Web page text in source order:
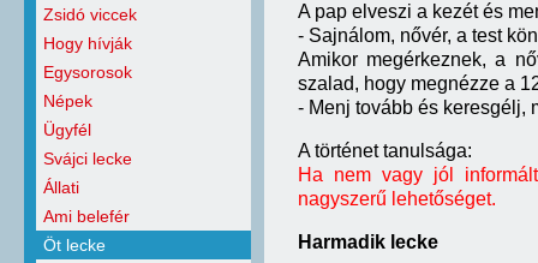
Zsidó viccek
Hogy hívják
Egysorosok
Népek
Ügyfél
Svájci lecke
Állati
Ami belefér
Öt lecke
A pap elveszi a kezét és
- Sajnálom, nővér, a test
Amikor megérkeznek, a
szalad, hogy megnézze a
- Menj tovább és keresgélj,
A történet tanulsága:
Ha nem vagy jól
nagyszerű lehetőséget.
Harmadik lecke